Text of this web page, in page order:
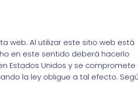
web. Al utilizar este sitio web está
en este sentido deberá hacerlo
Estados Unidos y se compromete
la ley obligue a tal efecto.